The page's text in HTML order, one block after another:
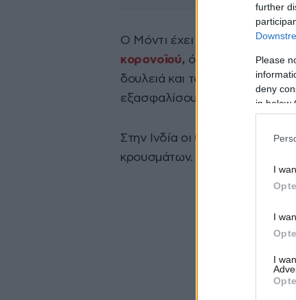
further
Please
deny
in below
I
I
I
Ο Μόντι έχει επιβάλει
κορονοϊού, όμως το μέτρο
δουλειά και τα πιο
εξασφαλίσουν τροφή και
Στην Ινδία οι θάνατοι λόγω
κρουσμάτων.